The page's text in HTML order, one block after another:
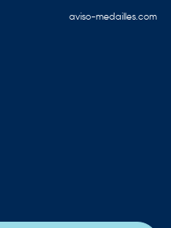
aviso-medailles.com